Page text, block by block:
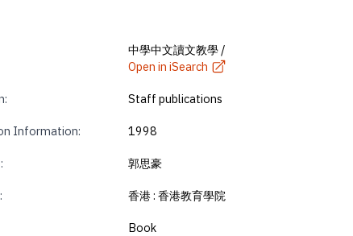
中學中文讀文教學 /
Open in iSearch
Staff publications
Information: 1998
郭思豪
香港 : 香港教育學院
Book